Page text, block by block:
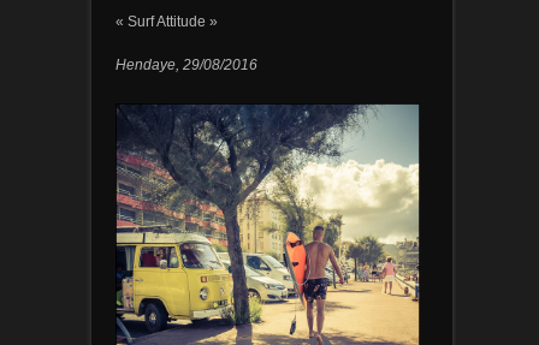
« Surf Attitude »
Hendaye, 29/08/2016